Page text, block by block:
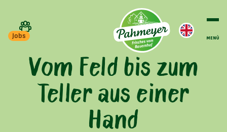
Jobs
Vom Feld bis zum
Teller aus einer
Hand